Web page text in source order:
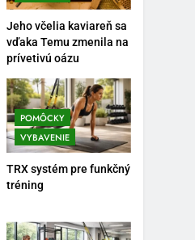
Jeho včelia kaviareň sa
vďaka Temu zmenila na
prívetivú oázu
POMÔCKY
VYBAVENIE
TRX systém pre funkčný
tréning
basketbalovú
obuv správne
VYBAVENIE
rôzne
pomôcky
VYBAVENIE